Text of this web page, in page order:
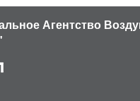
Агентство